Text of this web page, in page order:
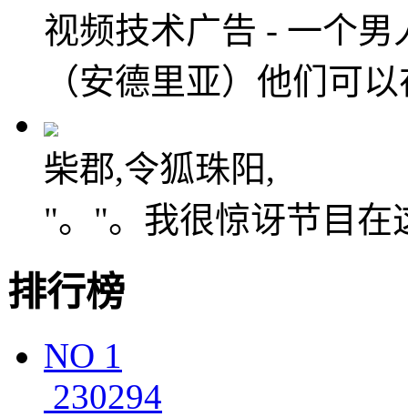
视频技术广告 - 一个
（安德里亚）他们可
柴郡,令狐珠阳,
"。"。我很惊讶节目在
排行榜
NO 1
230294